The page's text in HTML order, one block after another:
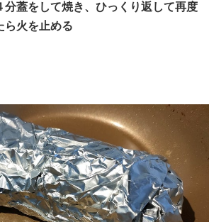
分蓋をして焼き、ひっくり返して再度
ら火を止める